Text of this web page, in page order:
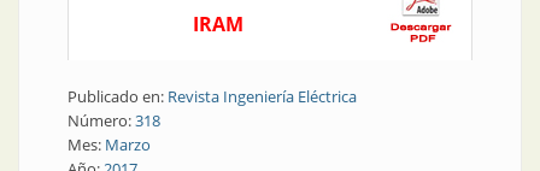
IRAM
Publicado en: Revista Ingeniería Eléctrica
Número:318
Mes: Marzo